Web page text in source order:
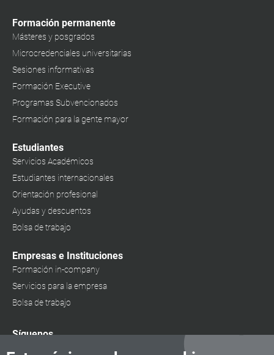
Formación permanente
Másteres y posgrados
Microcredenciales universitarias
Sesiones informativas
Formación Executive
Programas Subvencionados
Formación para la gente mayor
Estudiantes
Servicios Académicos
Estudiantes internacionales
Orientación profesional
Ayudas y descuentos
Bolsa de trabajo
Empresas e Instituciones
Formación in-company
Servicios para la empresa
Bolsa de trabajo
Síguenos